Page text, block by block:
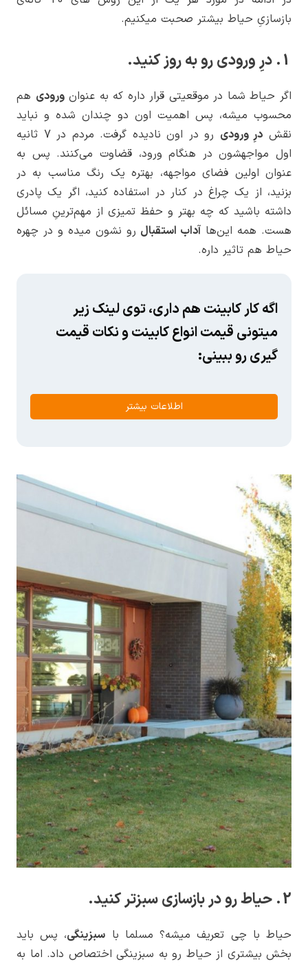
بازسازیِ حیاط بیشتر صحبت میکنیم.
1. درِ ورودی رو به روز کنید.
اگر حیاط شما در موقعیتی قرار داره که به عنوانورودی هم
محسوب میشه، پس اهمیت اون دو چندان شده و نباید
نقش درِ ورودی
رو در اون نادیده گرفت. مردم در 7 ثانیه
اول مواجهشون در هنگام ورود، قضاوت می‌کنند. پس به
عنوان اولین فضای مواجهه، بهتره یک رنگ مناسب به در
بزنید، از یک چراغ در کنار در استفاده کنید، اگر یک پادری
داشته باشید که چه بهتر و حفظ تمیزی از مهم‌ترینِ مسائل
هست. همه این‌ها آداب استقبال رو نشون میده و در چهره
حیاط هم تاثیر داره.
اگه کار کابینت هم داری، توی لینک زیر
میتونی قیمت انواع کابینت و نکات قیمت
گیری رو ببینی:
اطلاعات بیشتر
2. حیاط رو در بازسازی سبزتر کنید.
حیاط با چی تعریف میشه؟ مسلما با سبزینگی، پس باید
بخش بیشتری از حیاط رو به سبزینگی اختصاص داد. اما به